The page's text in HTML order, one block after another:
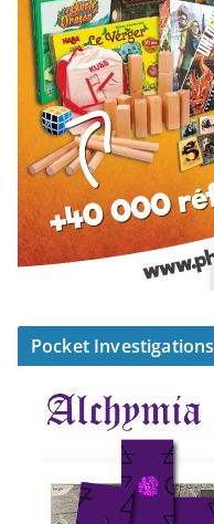
Pocket Investigations